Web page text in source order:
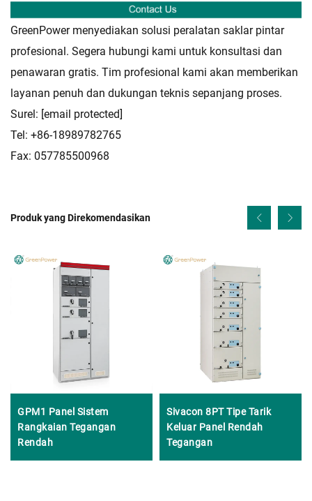
GreenPower menyediakan solusi peralatan saklar pintar
profesional. Segera hubungi kami untuk konsultasi dan
penawaran gratis. Tim profesional kami akan memberikan
layanan penuh dan dukungan teknis sepanjang proses.
Surel: [email protected]
Tel: +86-18989782765
Fax: 057785500968
Produk yang Direkomendasikan
GPM1 Panel Sistem
Rangkaian Tegangan
Rendah
Sivacon 8PT Tipe Tarik
Keluar Panel Rendah
Tegangan